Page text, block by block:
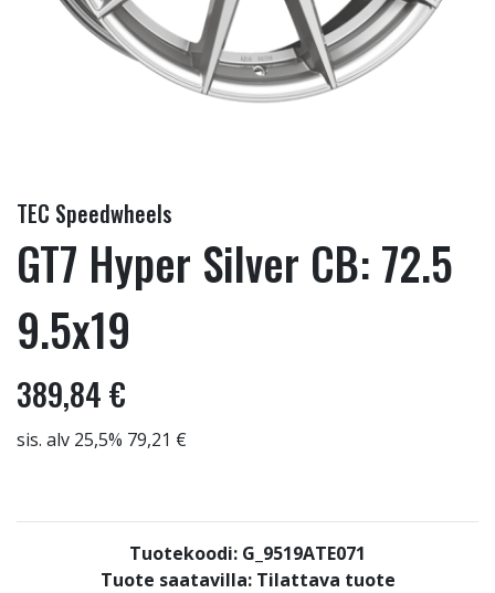
TEC Speedwheels
GT7 Hyper Silver CB: 72.5
9.5x19
389,84 €
sis. alv 25,5% 79,21 €
Tuotekoodi: G_9519ATE071
Tuote saatavilla: Tilattava tuote